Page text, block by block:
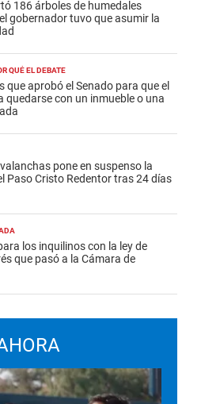
186 árboles de humedales
gobernador tuvo que asumir la
QUÉ EL DEBATE
que aprobó el Senado para que el
quedarse con un inmueble o una
pone en suspenso la
Paso Cristo Redentor tras 24 días
los inquilinos con la ley de
que pasó a la Cámara de